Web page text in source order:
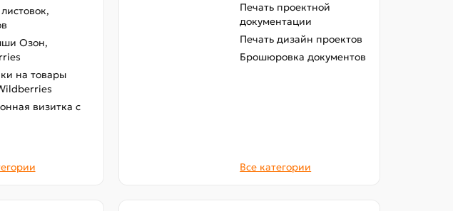
Озон,
на товары
визитка с
Печать проектной
документации
Печать дизайн проектов
Брошюровка документов
Все категории